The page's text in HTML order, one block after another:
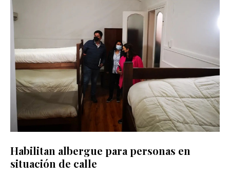
Habilitan albergue para personas en
situación de calle